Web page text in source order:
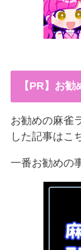
【PR】お
お勧めの麻雀
した記事はこ
一番お勧めの